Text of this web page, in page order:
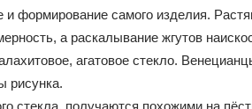
формирование самого изделия.
а раскалывание жгутов
агатовое стекло.
рисунка.
стекла, получаются похожими на